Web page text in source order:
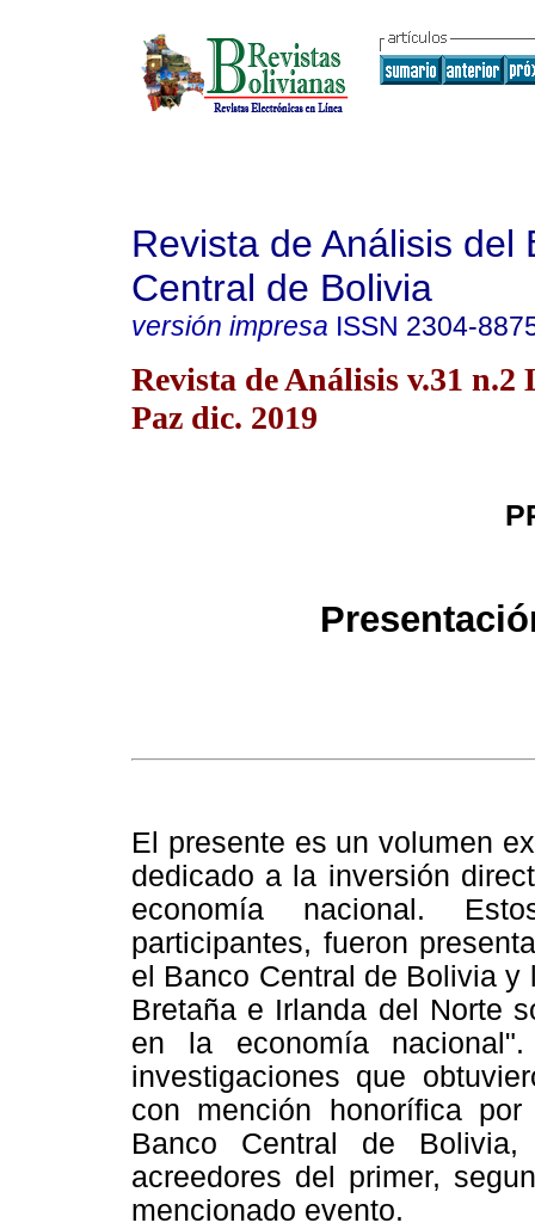
Revista de Análisis del
Central de Bolivia
versión impresa ISSN 2304-
Revista de Análisis v.31 n.2
Paz dic. 2019
El presente es un volumen
dedicado a la inversión
economía nacional.
participantes, fueron
el Banco Central de Bolivia y
Bretaña e Irlanda del Norte
en la economía
investigaciones que
con mención honorífica
Banco Central de
acreedores del primer,
mencionado evento.